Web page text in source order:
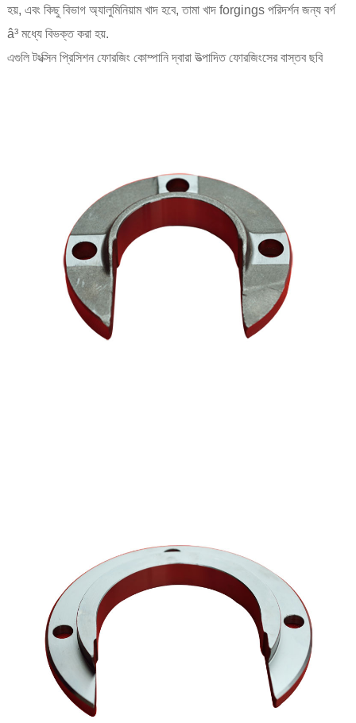
হয়, এবং কিছু বিভাগ অ্যালুমিনিয়াম খাদ হবে, তামা খাদ forgings পরিদর্শন জন্য বর্গ
â³ মধ্যে বিভক্ত করা হয়.
এগুলি টংক্সিন প্রিসিশন ফোরজিং কোম্পানি দ্বারা উত্পাদিত ফোরজিংসের বাস্তব ছবি